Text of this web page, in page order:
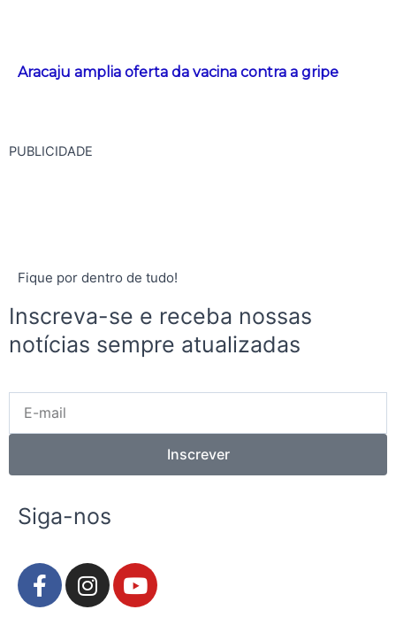
Aracaju amplia oferta da vacina contra a gripe
PUBLICIDADE
Fique por dentro de tudo!
Inscreva-se e receba nossas
notícias sempre atualizadas
mail
Inscrever
Siga-nos
F
a
I
n
Y
o